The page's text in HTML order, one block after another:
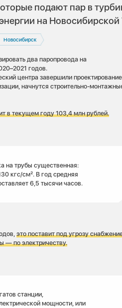
подают пар в
на
Новосибирск
два паропровода на
годов.
центра завершили проектирование
начнутся строительно-
в текущем году 103,4 млн рублей.
на трубы существенная:
кгс/см². В год средняя
6,5 тысячи часов.
это поставит под угрозу
— по электричеству.
станции,
мощности, или